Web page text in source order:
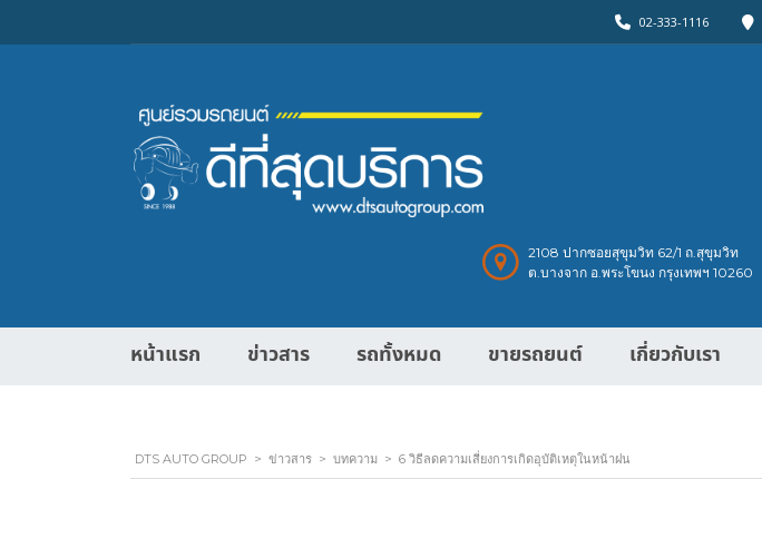
02-333-1116
2108 ปากซอยสุขุมวิท 62/1 ถ.สุขุมวิท
ต.บางจาก อ.พระโขนง กรุงเทพฯ 10260
หน้าแรก ข่าวสาร รถทั้งหมด ขายรถยนต์ เกี่ยวกับเรา
DTS AUTO GROUP > ข่าวสาร > บทความ > 6 วิธีลดความเสี่ยงการเกิดอุบัติเหตุในหน้าฝน